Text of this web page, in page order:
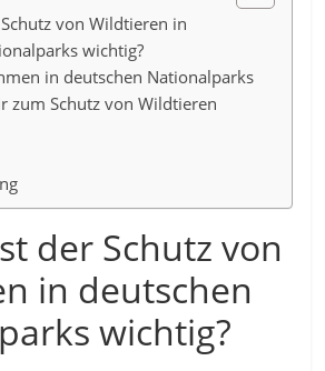
von Wildtieren in
wichtig?
in deutschen Nationalparks
zum Schutz von Wildtieren
der Schutz von
in deutschen
wichtig?